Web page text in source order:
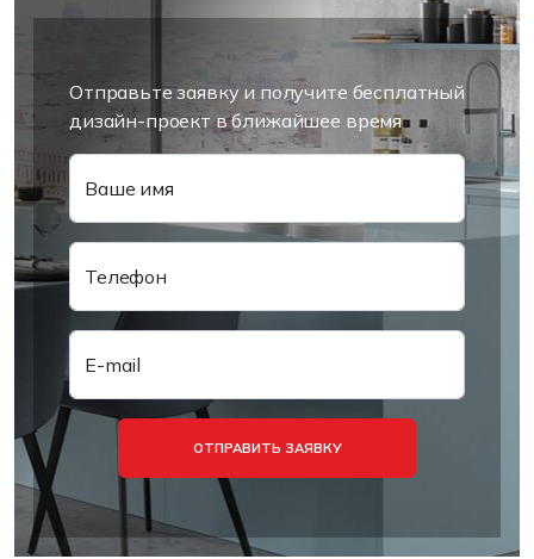
Отправьте заявку и получите бесплатный
дизайн-проект в ближайшее время
Ваше имя
Телефон
E-mail
ОТПРАВИТЬ ЗАЯВКУ